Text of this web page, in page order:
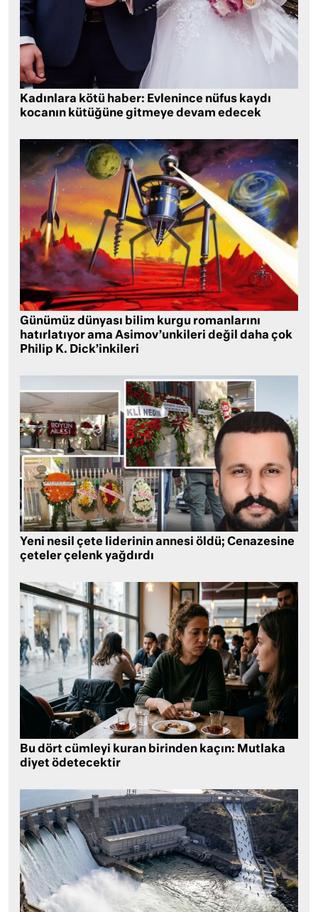
Kadınlara kötü haber: Evlenince nüfus kaydı
kocanın kütüğüne gitmeye devam edecek
Günümüz dünyası bilim kurgu romanlarını
hatırlatıyor ama Asimov’unkileri değil daha çok
Philip K. Dick’inkileri
Yeni nesil çete liderinin annesi öldü; Cenazesine
çeteler çelenk yağdırdı
Bu dört cümleyi kuran birinden kaçın: Mutlaka
diyet ödetecektir